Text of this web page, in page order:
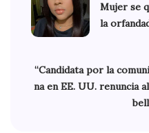
Mujer se
la
“Candidata por la
na en EE. UU. renuncia